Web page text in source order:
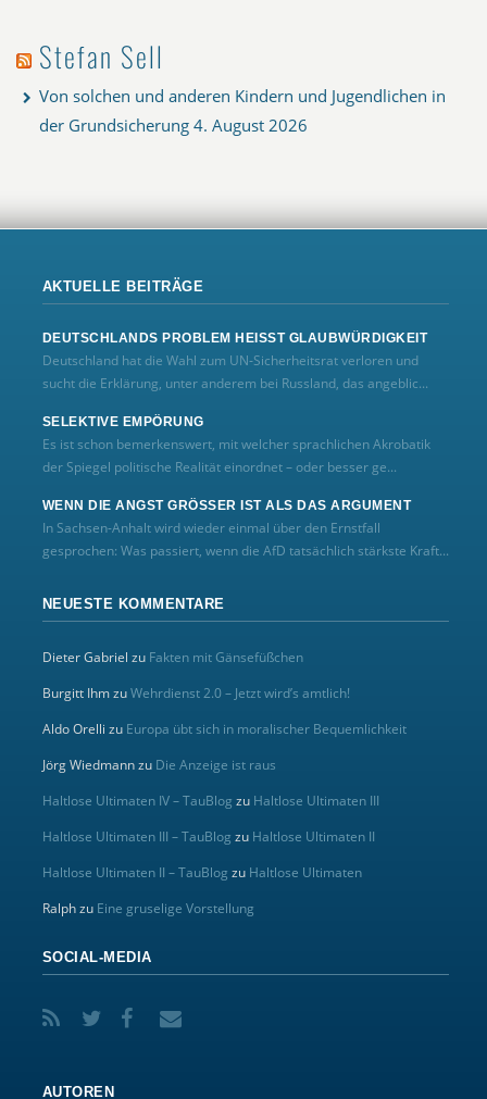
Stefan Sell
Von solchen und anderen Kindern und Jugendlichen in
der Grundsicherung 4. August 2026
AKTUELLE BEITRÄGE
DEUTSCHLANDS PROBLEM HEISST GLAUBWÜRDIGKEIT
Deutschland hat die Wahl zum UN‑Sicherheitsrat verloren und
sucht die Erklärung, unter anderem bei Russland, das angeblic...
SELEKTIVE EMPÖRUNG
Es ist schon bemerkenswert, mit welcher sprachlichen Akrobatik
der Spiegel politische Realität einordnet – oder besser ge...
WENN DIE ANGST GRÖSSER IST ALS DAS ARGUMENT
In Sachsen-Anhalt wird wieder einmal über den Ernstfall
gesprochen: Was passiert, wenn die AfD tatsächlich stärkste Kraft...
NEUESTE KOMMENTARE
Dieter Gabriel zu Fakten mit Gänsefüßchen
Burgitt IhmzuWehrdienst 2.0 – Jetzt wird’s amtlich!
Aldo Orelli zu Europa übt sich in moralischer Bequemlichkeit
Jörg Wiedmannzu Die Anzeige ist raus
Haltlose Ultimaten IV – TauBlog zu Haltlose Ultimaten III
Haltlose Ultimaten III – TauBlog zu Haltlose Ultimaten II
Haltlose Ultimaten II – TauBlog zu Haltlose Ultimaten
Ralphzu Eine gruselige Vorstellung
SOCIAL-MEDIA
AUTOREN